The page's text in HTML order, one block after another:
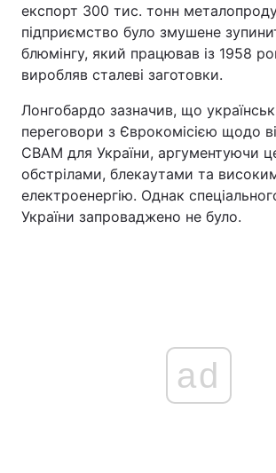
експорт 300 тис. тонн
підприємство було змушене
блюмінгу, який працював із 1958
виробляв сталеві заготовки.
Лонгобардо зазначив, що
переговори з Єврокомісією щодо
CBAM для України, аргументуючи
обстрілами, блекаутами та
електроенергію. Однак
України запроваджено не було.
ad